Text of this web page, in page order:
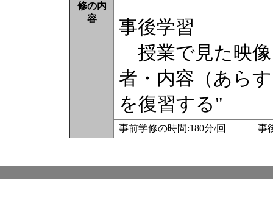
修の内
容
事後学習
授業で見た映像
者・内容（あら
を復習する"
事前学修の時間:180分/回 事後